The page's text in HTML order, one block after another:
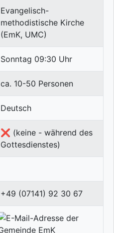
Evangelisch-
methodistische Kirche
(EmK, UMC)
Sonntag 09:30 Uhr
ca. 10-50 Personen
Deutsch
❌ (keine - während des
Gottesdienstes)
+49 (07141) 92 30 67